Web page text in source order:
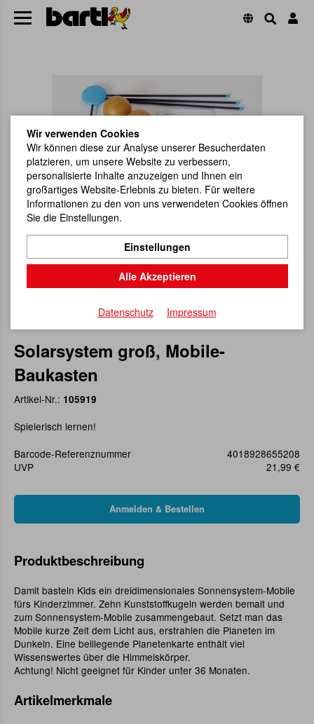
Solarsystem groß, Mobile-
Baukasten
Artikel-Nr.: 105919
Spielerisch lernen!
Barcode-Referenznummer
4018928655208
UVP
21,99 €
Produktbeschreibung
Damit basteln Kids ein dreidimensionales Sonnensystem-Mobile
fürs Kinderzimmer. Zehn Kunststoffkugeln werden bemalt und
zum Sonnensystem-Mobile zusammengebaut. Setzt man das
Mobile kurze Zeit dem Licht aus, erstrahlen die Planeten im
Dunkeln. Eine beiliegende Planetenkarte enthält viel
Wissenswertes über die Himmelskörper.
Achtung! Nicht geeignet für Kinder unter 36 Monaten.
Artikelmerkmale
Wir verwenden Cookies
Wir können diese zur Analyse unserer Besucherdaten
platzieren, um unsere Website zu verbessern,
personalisierte Inhalte anzuzeigen und Ihnen ein
großartiges Website-Erlebnis zu bieten. Für weitere
Informationen zu den von uns verwendeten Cookies öffnen
Sie die Einstellungen.
Einstellungen
Alle Akzeptieren
Datenschutz Impressum